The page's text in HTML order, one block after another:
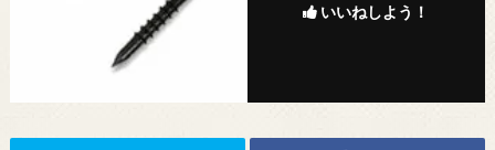
いいねしよう！